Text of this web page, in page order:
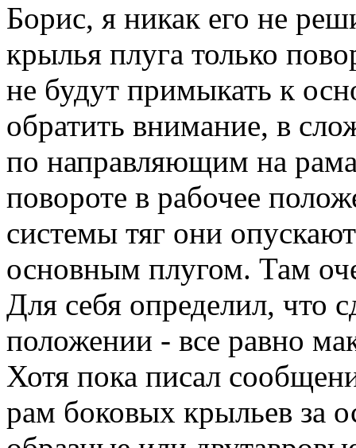
Борис, я никак его не
крылья плуга только
не будут примыкать к
обратить внимание, в
по направляющим на
повороте в рабочее
системы тяг они
основным плугом. Там
Для себя определил, что
положении - все равно
Хотя пока писал
рам боковых крыльев за